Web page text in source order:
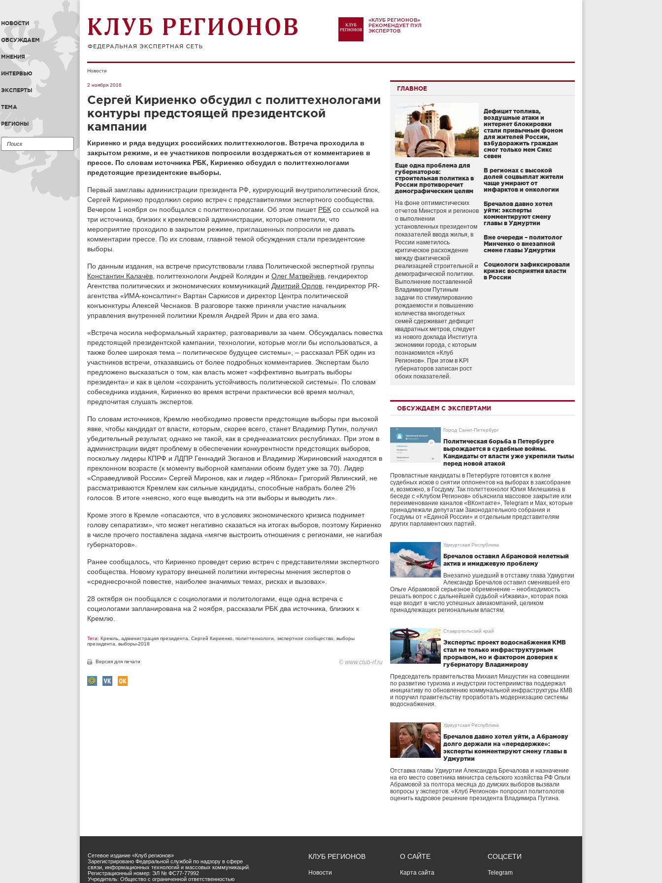
НОВОСТИ
ОБСУЖДАЕМ
МНЕНИЯ
ИНТЕРВЬЮ
ЭКСПЕРТЫ
ТЕМА
РЕГИОНЫ
«КЛУБ РЕГИОНОВ»
РЕКОМЕНДУЕТ ПУЛ
ЭКСПЕРТОВ
Новости
2 ноября 2016
Сергей Кириенко обсудил с политтехнологами
контуры предстоящей президентской
кампании
Кириенко и ряда ведущих российских политтехнологов. Встреча проходила в
закрытом режиме, и ее участников попросили воздержаться от комментариев в
прессе. По словам источника РБК, Кириенко обсудил с политтехнологами
предстоящие президентские выборы.
Первый замглавы администрации президента РФ, курирующий внутриполитический блок,
Сергей Кириенко продолжил серию встреч с представителями экспертного сообщества.
Вечером 1 ноября он пообщался с политтехнологами. Об этом пишет РБК со ссылкой на
три источника, близких к кремлевской администрации, которые отметили, что
мероприятие проходило в закрытом режиме, приглашенных попросили не давать
комментарии прессе. По их словам, главной темой обсуждения стали президентские
выборы.
По данным издания, на встрече присутствовали глава Политической экспертной группы
Константин Калачёв , политтехнологи Андрей Колядин и Олег Матвейчев , гендиректор
Агентства политических и экономических коммуникаций Дмитрий Орлов , гендиректор PR-
агентства «ИМА-консалтинг» Вартан Саркисов и директор Центра политической
конъюнктуры Алексей Чеснаков. В разговоре также приняли участие начальник
управления внутренней политики Кремля Андрей Ярин и два его зама.
«Встреча носила неформальный характер, разговаривали за чаем. Обсуждалась повестка
предстоящей президентской кампании, технологии, которые могли бы использоваться, а
также более широкая тема – политическое будущее системы», – рассказал РБК один из
участников встречи, отказавшись от более подробных комментариев. Экспертам было
предложено высказаться о том, как власть может «эффективно выиграть выборы
президента» и как в целом «сохранить устойчивость политической системы». По словам
собеседника издания, Кириенко во время встречи практически всё время молчал,
предпочитая слушать экспертов.
По словам источников, Кремлю необходимо провести предстоящие выборы при высокой
явке, чтобы кандидат от власти, которым, скорее всего, станет Владимир Путин, получил
убедительный результат, однако не такой, как в среднеазиатских республиках. При этом в
администрации видят проблему в обеспечении конкурентности предстоящих выборов,
поскольку лидеры КПРФ и ЛДПР Геннадий Зюганов и Владимир Жириновский находятся в
преклонном возрасте (к моменту выборной кампании обоим будет уже за 70). Лидер
«Справедливой России» Сергей Миронов, как и лидер «Яблока» Григорий Явлинский, не
рассматриваются Кремлем как сильные кандидаты, способные набрать более 2%
голосов. В итоге «неясно, кого еще выводить на эти выборы и выводить ли».
Кроме этого в Кремле «опасаются, что в условиях экономического кризиса поднимет
голову сепаратизм», что может негативно сказаться на итогах выборов, поэтому Кириенко
в числе прочего поставлена задача «мягче выстроить отношения с регионами, не нагибая
губернаторов».
Ранее сообщалось, что Кириенко проведет серию встреч с представителями экспертного
сообщества. Новому куратору внешней политики интересны мнения экспертов о
«среднесрочной повестке, наиболее значимых темах, рисках и вызовах».
28 октября он пообщался с социологами и политологами, еще одна встреча с
социологами запланирована на 2 ноября, рассказали РБК два источника, близких к
Кремлю.
Теги: Кремль администрация президента Сергей Кириенко политтехнологи экспертное сообщество
выборы
президента
выборы-2018
Версия для печати © www.club-rf.ru
ГЛАВНОЕ
Еще одна проблема для
губернаторов:
строительная политика в
России противоречит
демографическим целям
На фоне оптимистических
отчетов Минстроя и регионов
о выполнении
установленных президентом
показателей ввода жилья, в
России наметилось
критическое расхождение
между фактической
реализацией строительной и
демографической политики.
Выполнение поставленной
Владимиром Путиным
задачи по стимулированию
рождаемости и повышению
количества многодетных
семей сдерживает дефицит
квадратных метров, следует
из нового доклада Института
экономики города, с которым
познакомился «Клуб
Регионов». При этом в KPI
губернаторов записан рост
обоих показателей.
Дефицит топлива,
воздушные атаки и
интернет блокировки
стали привычным фоном
для жителей России,
взбудоражить граждан
смог только мем Сикс
севен
В регионах с высокой
долей соцвыплат жители
чаще умирают от
инфарктов и онкологии
Бречалов давно хотел
уйти: эксперты
комментируют смену
главы в Удмуртии
Вне очереди – политолог
Минченко о внезапной
смене главы Удмуртии
Социологи зафиксировали
кризис восприятия власти
в России
ОБСУЖДАЕМ С ЭКСПЕРТАМИ
Город Санкт-Петербург
Политическая борьба в Петербурге
вырождается в судебные войны.
Кандидаты от власти уже укрепили тылы
перед новой атакой
Провластные кандидаты в Петербурге готовятся к волне
судебных исков о снятии оппонентов на выборах в заксобрание
и, возможно, в Госдуму. Так политтехнолог Юлия Милешкина в
беседе с «Клубом Регионов» объяснила массовое закрытие или
переименование каналов «ВКонтакте», Telegram и Max, которые
принадлежали депутатам Законодательного собрания и
Госдумы от «Единой России» и отдельным представителям
других парламентских партий.
Удмуртская Республика
Бречалов оставил Абрамовой нелетный
актив и имиджевую проблему
Внезапно ушедший в отставку глава Удмуртии
Александр Бречалов оставил сменившей его
Ольге Абрамовой серьезное обременение – необходимость
решать вопрос с дальнейшей судьбой «Ижавиа», которая пока
еще входит в число успешных авиакомпаний, целиком
принадлежащих региональным властям.
Ставропольский край
Эксперты: проект водоснабжения КМВ
стал не только инфраструктурным
прорывом, но и фактором доверия к
губернатору Владимирову
Председатель правительства Михаил Мишустин на совещании
по развитию туризма и индустрии гостеприимства поддержал
инициативу по обновлению коммунальной инфраструктуры КМВ
и поручил правительству проработать модернизацию системы
водоснабжения.
Удмуртская Республика
Бречалов давно хотел уйти, а Абрамову
долго держали на «передержке»:
эксперты комментируют смену главы в
Удмуртии
Отставка главы Удмуртии Александра Бречалова и назначение
на его место советника министра сельского хозяйства РФ Ольги
Абрамовой за полтора месяца до думских выборов вызвали
вопросы у экспертов. «Клуб Регионов» попросил политологов
оценить кадровое решение президента Владимира Путина.
Сетевое издание «Клуб регионов»
Зарегистрировано Федеральной службой по надзору в сфере
связи, информационных технологий и массовых коммуникаций.
Регистрационный номер: ЭЛ № ФС77-77992
Учредитель: Общество с ограниченной ответственностью
КЛУБ РЕГИОНОВ
Новости
О САЙТЕ
Карта сайта
СОЦСЕТИ
Telegram